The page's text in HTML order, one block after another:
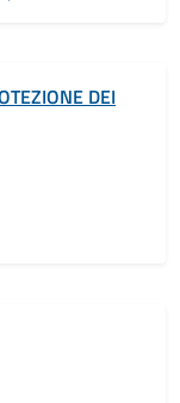
DEI